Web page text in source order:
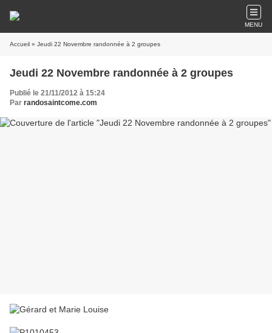
MENU
Accueil » Jeudi 22 Novembre randonnée à 2 groupes
Jeudi 22 Novembre randonnée à 2 groupes
Publié le 21/11/2012 à 15:24
Par randosaintcome.com